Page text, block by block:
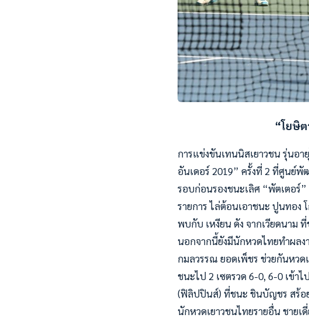
“โยษิ
การแข่งขันเทนนิสเยาวชน รุ่นอ
อันเดอร์ 2019” ครั้งที่ 2 ที่ศูนย์พั
รอบก่อนรองชนะเลิศ “พัตเตอร์
รายการ ไล่ต้อนเอาชนะ ปูนทอง
พบกับ เหงียน ดัง จากเวียดนามที่
นอกจากนี้ยังมีนักหวดไทยทำผลง
กมลวรรณ ยอดเพ็ชร ช่วยกันหวด
ชนะไป 2 เซตรวด 6-0, 6-0 เข้า
(ฟิลิปปินส์) ที่ชนะ ชินบัญชร สร้อย
นักหวดเยาวชนไทยรายอื่น ชายเ